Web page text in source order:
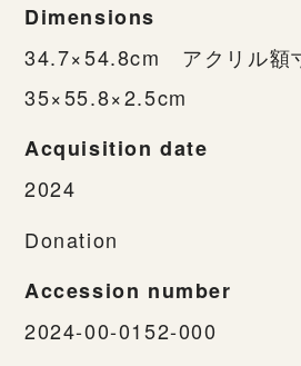
Dimensions
34.7×54.8cm アクリル額
35×55.8×2.5cm
Acquisition date
2024
Donation
Accession number
2024-00-0152-000